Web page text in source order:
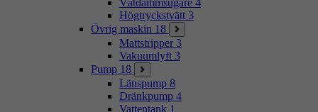
Våtdammsugare 4
Högtryckstvätt 3
Övrig maskin 18
Mattstripper 3
Vakuumlyft 3
Pump 18
Länspump 8
Dränkpump 4
Vattentank 1